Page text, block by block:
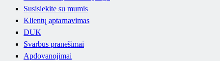
Susisiekite su mumis
Klientų aptarnavimas
DUK
Svarbūs pranešimai
Apdovanojimai